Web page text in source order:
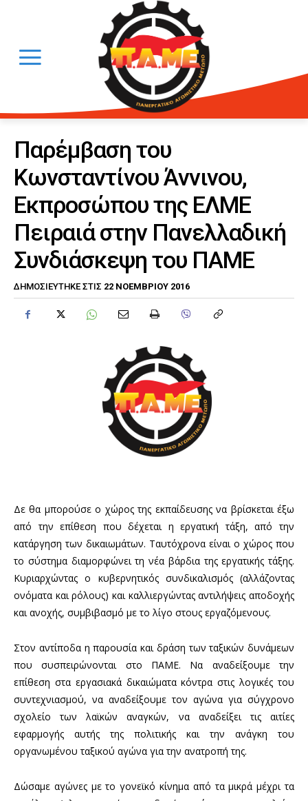
Παρέμβαση του
Κωνσταντίνου Άννινου,
Εκπροσώπου της ΕΛΜΕ
Πειραιά στην Πανελλαδική
Συνδιάσκεψη του ΠΑΜΕ
ΔΗΜΟΣΙΕΎΤΗΚΕ ΣΤΙΣ 22 ΝΟΕΜΒΡΊΟΥ 2016
Δε θα μπορούσε ο χώρος της εκπαίδευσης να βρίσκεται έξω
από την επίθεση που δέχεται η εργατική τάξη, από την
κατάργηση των δικαιωμάτων. Ταυτόχρονα είναι ο χώρος που
το σύστημα διαμορφώνει τη νέα βάρδια της εργατικής τάξης.
Κυριαρχώντας ο κυβερνητικός συνδικαλισμός (αλλάζοντας
ονόματα και ρόλους) και καλλιεργώντας αντιλήψεις αποδοχής
και ανοχής, συμβιβασμό με το λίγο στους εργαζόμενους.
Στον αντίποδα η παρουσία και δράση των ταξικών δυνάμεων
που συσπειρώνονται στο ΠΑΜΕ. Να αναδείξουμε την
επίθεση στα εργασιακά δικαιώματα κόντρα στις λογικές του
συντεχνιασμού, να αναδείξουμε τον αγώνα για σύγχρονο
σχολείο των λαϊκών αναγκών, να αναδείξει τις αιτίες
εφαρμογής αυτής της πολιτικής και την ανάγκη του
οργανωμένου ταξικού αγώνα για την ανατροπή της.
Δώσαμε αγώνες με το γονεϊκό κίνημα από τα μικρά μέχρι τα